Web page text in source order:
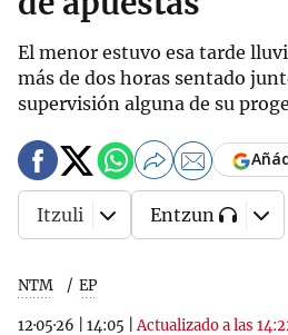
El menor estuvo esa tarde
más de dos horas sentado
supervisión alguna de su
NTM EP
12·05·26 14:05 |Actualizado a las
Itzuli Entzun